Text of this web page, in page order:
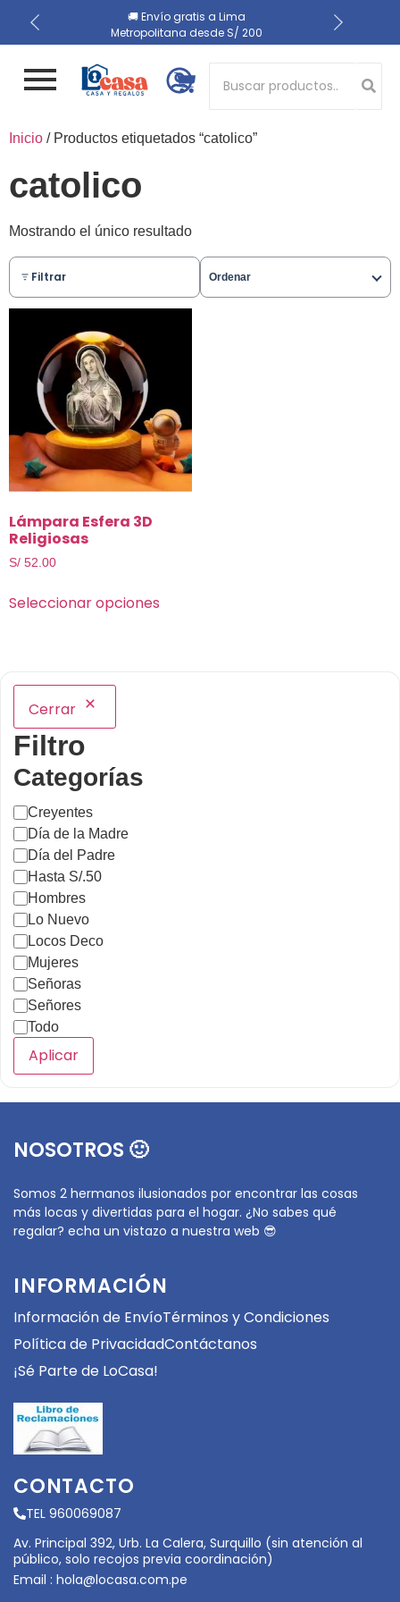
🚚 Envío gratis a Lima
Metropolitana desde S/ 200
🔒 Compra 100% segura
📍 Recojo en almacén el
mismo día
Button 1
Button 2
Inicio / Productos etiquetados “catolico”
catolico
Mostrando el único resultado
Filtrar Ordenar
Lámpara Esfera 3D
Religiosas
S/ 52.00
Seleccionar opciones
Cerrar
Filtro
Categorías
Creyentes
Día de la Madre
Día del Padre
Hasta S/.50
Hombres
Lo Nuevo
Locos Deco
Mujeres
Señoras
Señores
Todo
Aplicar
NOSOTROS 🙂
Somos 2 hermanos ilusionados por encontrar las cosas
más locas y divertidas para el hogar. ¿No sabes qué
regalar? echa un vistazo a nuestra web 😎
INFORMACIÓN
Información de EnvíoTérminos y Condiciones
Política de PrivacidadContáctanos
¡Sé Parte de LoCasa!
CONTACTO
TEL 960069087
Av. Principal 392, Urb. La Calera, Surquillo (sin atención al
público, solo recojos previa coordinación)
Email : hola@locasa.com.pe